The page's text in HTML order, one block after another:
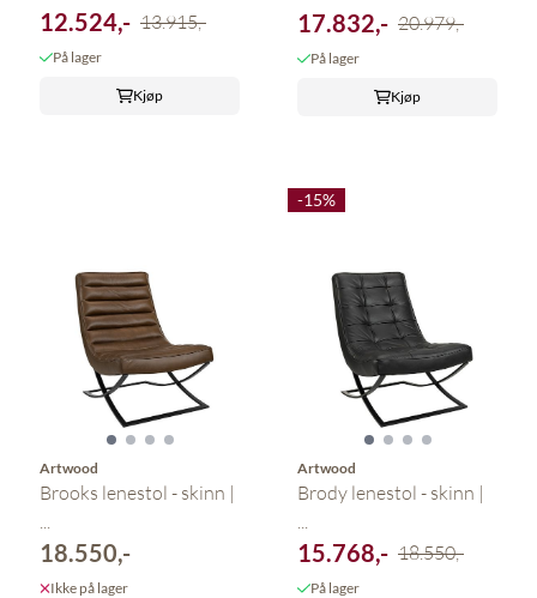
12.524,- 13.915,-
På lager
Kjøp
17.832,- 20.979,-
På lager
Kjøp
Artwood
Brooks lenestol - skinn |
18.550,-
Ikke på lager
-15%
Artwood
Brody lenestol - skinn |
15.768,- 18.550,-
På lager